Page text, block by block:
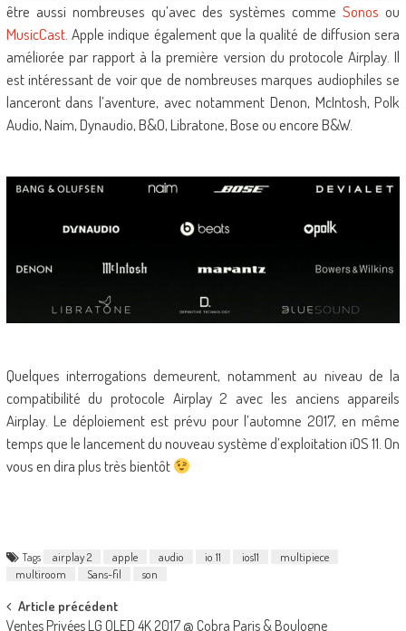
être aussi nombreuses qu’avec des systèmes commeSonos ou
MusicCast. Apple indique également que la qualité de diffusion sera
améliorée par rapport à la première version du protocole Airplay. Il
est intéressant de voir que de nombreuses marques audiophiles se
lanceront dans l’aventure, avec notamment Denon, McIntosh, Polk
Audio, Naim, Dynaudio, B&O, Libratone, Bose ou encore B&W.
Quelques interrogations demeurent, notamment au niveau de la
compatibilité du protocole Airplay 2 avec les anciens appareils
Airplay. Le déploiement est prévu pour l’automne 2017, en même
temps que le lancement du nouveau système d’exploitation iOS 11. On
vous en dira plus très bientôt
Tags airplay 2 apple audio io 11 ios11
multipiece
multiroom
Sans-fil son
Post
Article précédent
Ventes Privées LG OLED 4K 2017 @ Cobra Paris & Boulogne